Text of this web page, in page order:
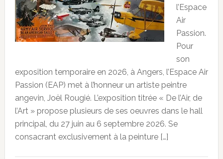
l’Espace
Air
Passion.
Pour
son
exposition temporaire en 2026, à Angers, l’Espace Air
Passion (EAP) met à l’honneur un artiste peintre
angevin, Joël Rougié. L’exposition titrée « De l’Air, de
l’Art » propose plusieurs de ses oeuvres dans le hall
principal, du 27 juin au 6 septembre 2026. Se
consacrant exclusivement à la peinture […]